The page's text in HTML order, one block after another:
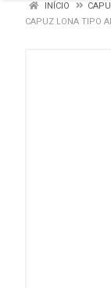
INÍCIO
CAPUZ LONA TIPO